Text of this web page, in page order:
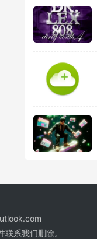
系我们删除。